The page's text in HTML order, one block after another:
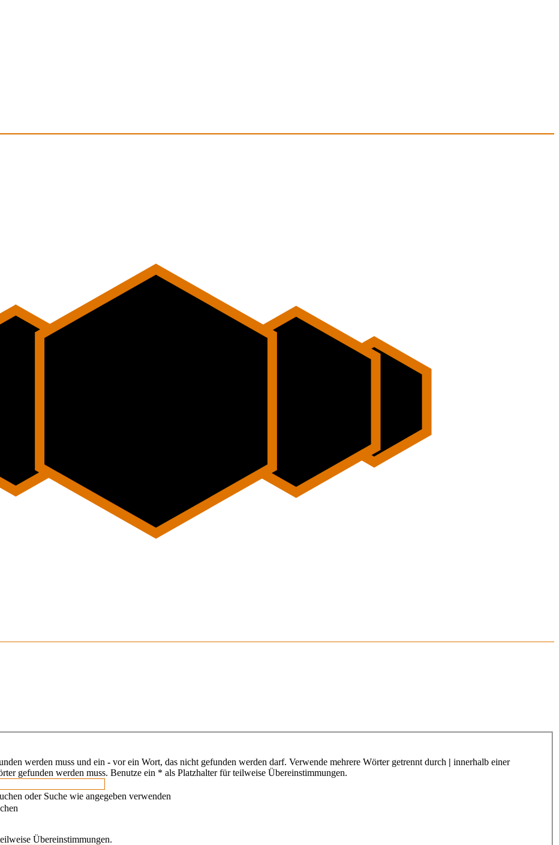
werden muss und ein - vor ein Wort, das nicht gefunden werden darf. Verwende mehrere Wörter getrennt durch | innerhalb einer
gefunden werden muss. Benutze ein * als Platzhalter für teilweise Übereinstimmungen.
oder Suche wie angegeben verwenden
Übereinstimmungen.